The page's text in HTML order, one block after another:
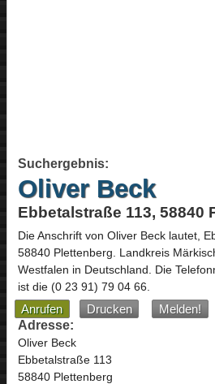
Suchergebnis:
Oliver Beck
Ebbetalstraße 113, 58840
Die Anschrift von Oliver Becklautet,
58840 Plettenberg. Landkreis
Westfalen in Deutschland. Die
ist die (0 23 91) 79 04 66.
Anrufen Drucken Melden!
Adresse:
Oliver Beck
Ebbetalstraße 113
58840 Plettenberg